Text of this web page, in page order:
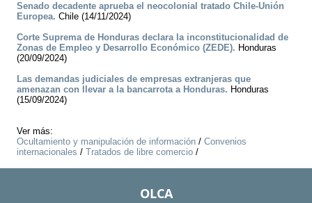
Senado decadente aprueba el neocolonial tratado Chile-Unión
Europea. Chile (14/11/2024)
Corte Suprema de Honduras declara la inconstitucionalidad de
Zonas de Empleo y Desarrollo Económico (ZEDE). Honduras
(20/09/2024)
Las demandas judiciales de empresas extranjeras que
amenazan con llevar a la bancarrota a Honduras. Honduras
(15/09/2024)
Ver más:
Ocultamiento y manipulación de información / Convenios
internacionales / Tratados de libre comercio /
OLCA